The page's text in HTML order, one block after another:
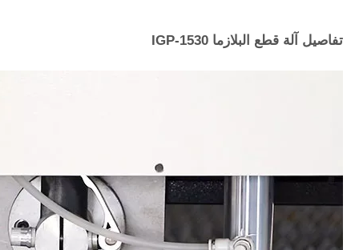
تفاصيل آلة قطع البلازما IGP-1530